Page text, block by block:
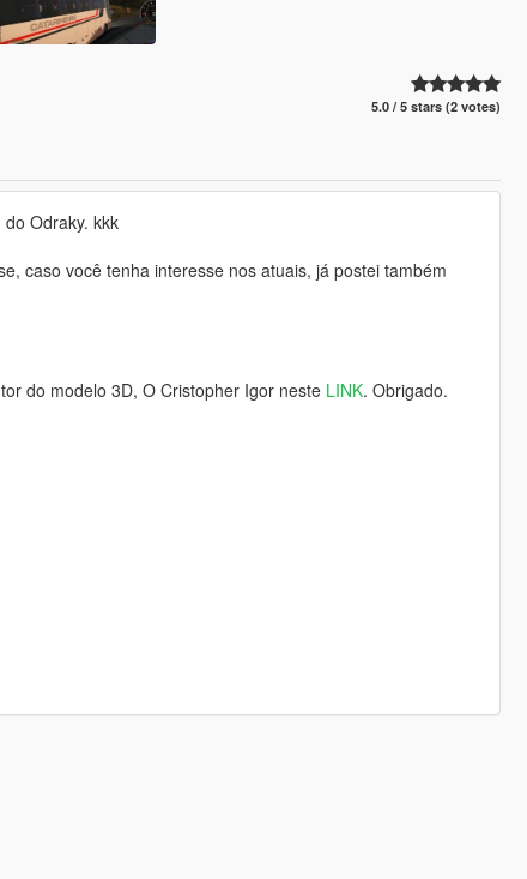
5.0 / 5 stars (2 votes)
Odraky. kkk
caso você tenha interesse nos atuais, já postei também
do modelo 3D, O Cristopher Igor neste LINK. Obrigado.